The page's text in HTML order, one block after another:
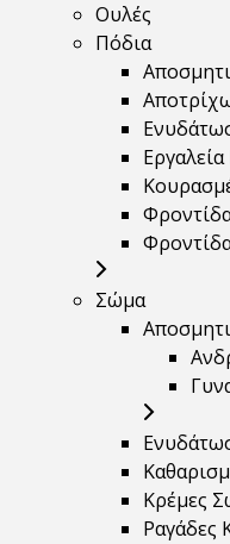
Ουλές
Πόδια
Σώμα
Κρέμες
Ραγάδες